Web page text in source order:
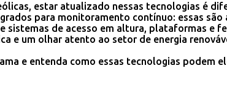
estar atualizado nessas tecnologias é
para monitoramento contínuo: essas são
sistemas de acesso em altura, plataformas e
um olhar atento ao setor de energia
e entenda como essas tecnologias podem